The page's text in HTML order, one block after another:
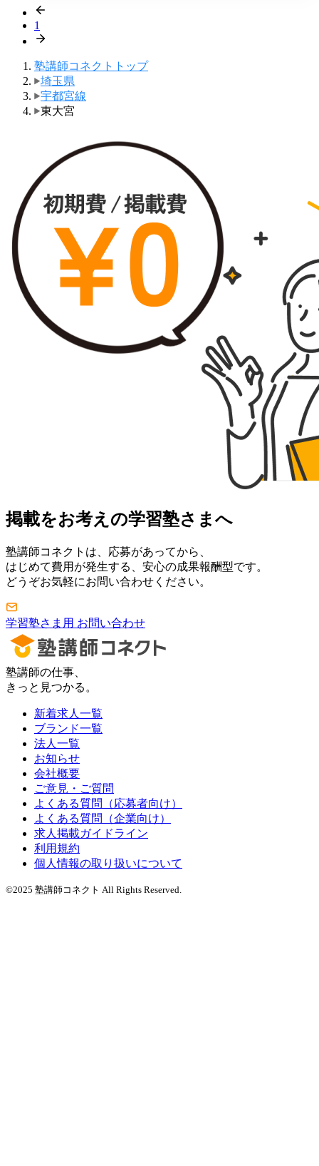
1
塾講師コネクトトップ
埼玉県
宇都宮線
東大宮
掲載をお考えの学習塾さまへ
塾講師コネクトは、応募があってから、
はじめて費用が発生する、安心の成果報酬型です。
どうぞお気軽にお問い合わせください。
学習塾さま用 お問い合わせ
塾講師の仕事、
きっと見つかる。
新着求人一覧
ブランド一覧
法人一覧
お知らせ
会社概要
ご意見・ご質問
よくある質問（応募者向け）
よくある質問（企業向け）
求人掲載ガイドライン
利用規約
個人情報の取り扱いについて
©2025 塾講師コネクト All Rights Reserved.